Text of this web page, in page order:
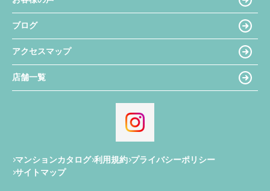
ブログ
アクセスマップ
店舗一覧
マンションカタログ 利用規約 プライバシーポリシー
サイトマップ